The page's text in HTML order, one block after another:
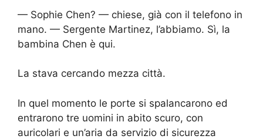
— Sophie Chen? — chiese, già con il telefono in
mano. — Sergente Martinez, l’abbiamo. Sì, la
bambina Chen è qui.
La stava cercando mezza città.
In quel momento le porte si spalancarono ed
entrarono tre uomini in abito scuro, con
auricolari e un’aria da servizio di sicurezza